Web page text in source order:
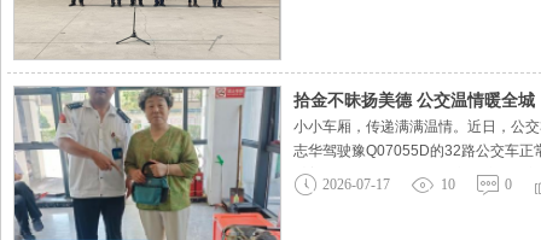
拾金不昧扬美德 公交温情暖全城
小小车厢，传递满满温情。近日，公
志华驾驶豫Q07055D的32路公交车正
妥善保管手提包，全程小心看护，坚
给失主带来极大的麻烦。失主发现物
2026-07-17 10 0